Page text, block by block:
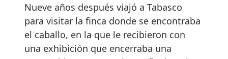
Nueve años después viajó a Tabasco
para visitar la finca donde se encontraba
el caballo, en la que le recibieron con
una exhibición que encerraba una